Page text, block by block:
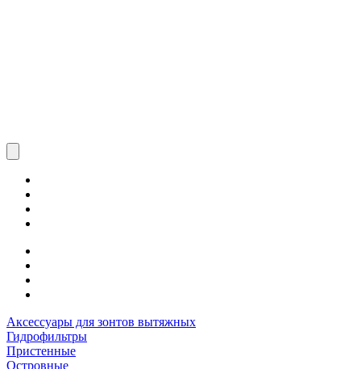
Аксессуары для зонтов вытяжных
Гидрофильтры
Пристенные
Островные